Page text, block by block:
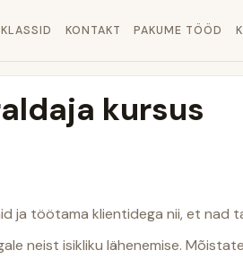
KONTAKT PAKUME TÖÖD
kursus
ja töötama klientidega nii, et nad
neist isikliku lähenemise.